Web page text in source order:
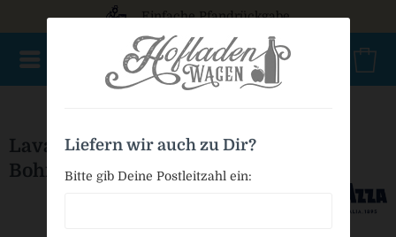
Einfache Pfandrückgabe
Lavazza Espresso Italiano Aromatico
Bohnen
Liefern wir auch zu Dir?
Bitte gib Deine Postleitzahl ein: